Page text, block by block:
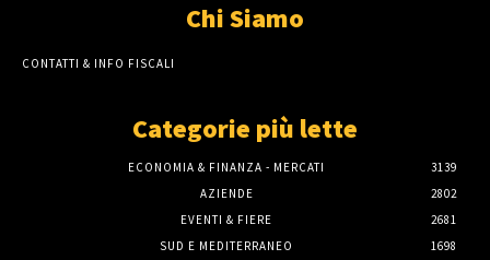
Chi Siamo
CONTATTI & INFO FISCALI
Categorie più lette
ECONOMIA & FINANZA - MERCATI
3139
AZIENDE
2802
EVENTI & FIERE
2681
SUD E MEDITERRANEO
1698